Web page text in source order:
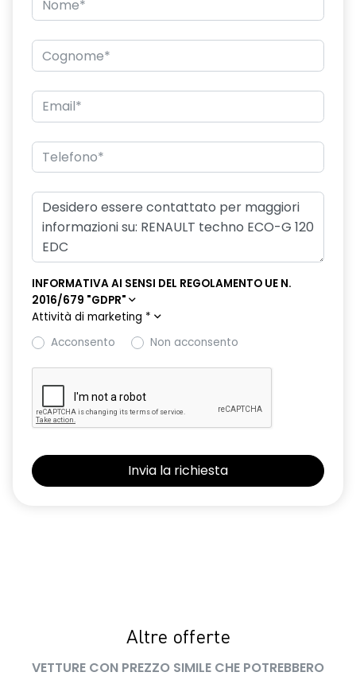
INFORMATIVA AI SENSI DEL REGOLAMENTO UE N.
2016/679 "GDPR"
Attività di marketing *
Acconsento
Non acconsento
Altre offerte
VETTURE CON PREZZO SIMILE CHE POTREBBERO